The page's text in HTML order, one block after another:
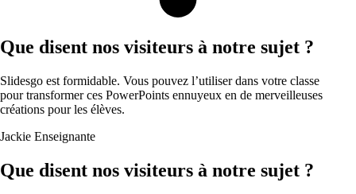
Que disent nos visiteurs à notre sujet ?
Slidesgo est formidable. Vous pouvez l’utiliser dans votre classe
pour transformer ces PowerPoints ennuyeux en de merveilleuses
créations pour les élèves.
Jackie Enseignante
Que disent nos visiteurs à notre sujet ?